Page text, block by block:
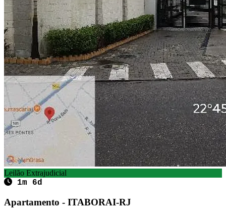
Leilão Extrajudicial
1m 6d
Apartamento - ITABORAI-RJ